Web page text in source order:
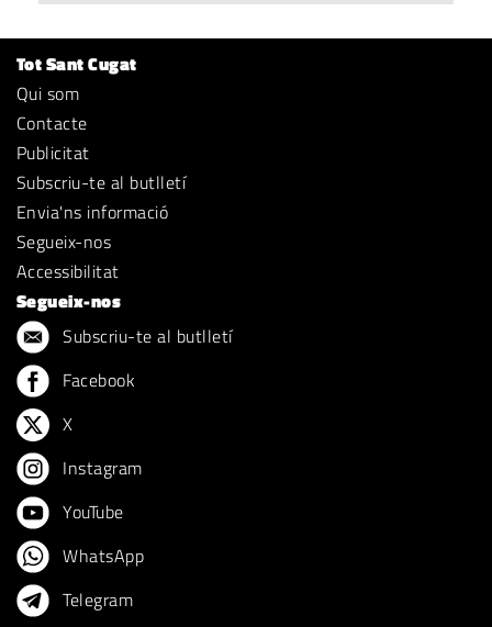
Tot Sant Cugat
Qui som
Contacte
Publicitat
Subscriu-te al butlletí
Envia'ns informació
Segueix-nos
Accessibilitat
Segueix-nos
Subscriu-te al butlletí
Facebook
X
Instagram
YouTube
WhatsApp
Telegram